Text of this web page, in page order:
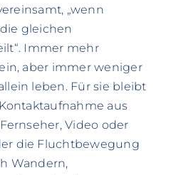
„wenn
gleichen
Immer mehr
aber immer weniger
leben. Für sie bleibt
aus
Video oder
die Fluchtbewegung
Wandern,